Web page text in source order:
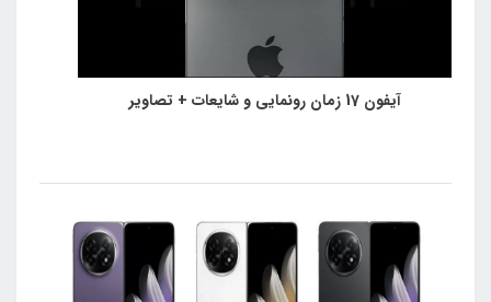
آیفون 17 زمان رونمایی و شایعات + تصاویر